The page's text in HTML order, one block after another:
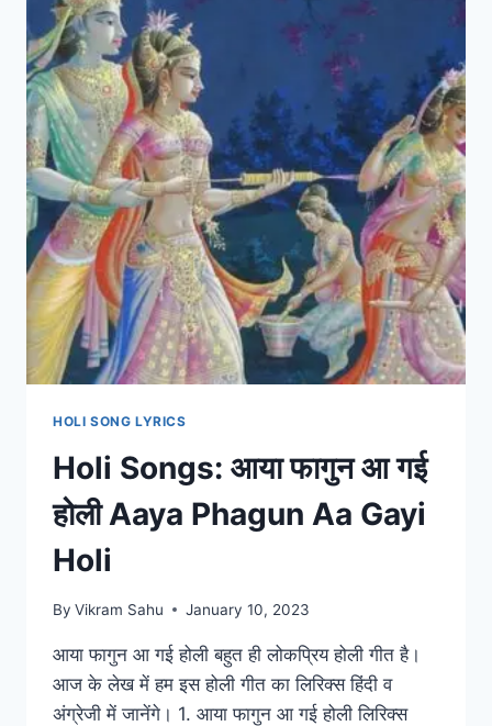
संग
HOLI
KHELONGE
MAI
RADHA
TERE
SANG
HOLI SONG LYRICS
Holi Songs: आया फागुन आ गई
होली Aaya Phagun Aa Gayi
Holi
By Vikram Sahu January 10, 2023
आया फागुन आ गई होली बहुत ही लोकप्रिय होली गीत है।
आज के लेख में हम इस होली गीत का लिरिक्स हिंदी व
अंग्रेजी में जानेंगे। 1. आया फागुन आ गई होली लिरिक्स